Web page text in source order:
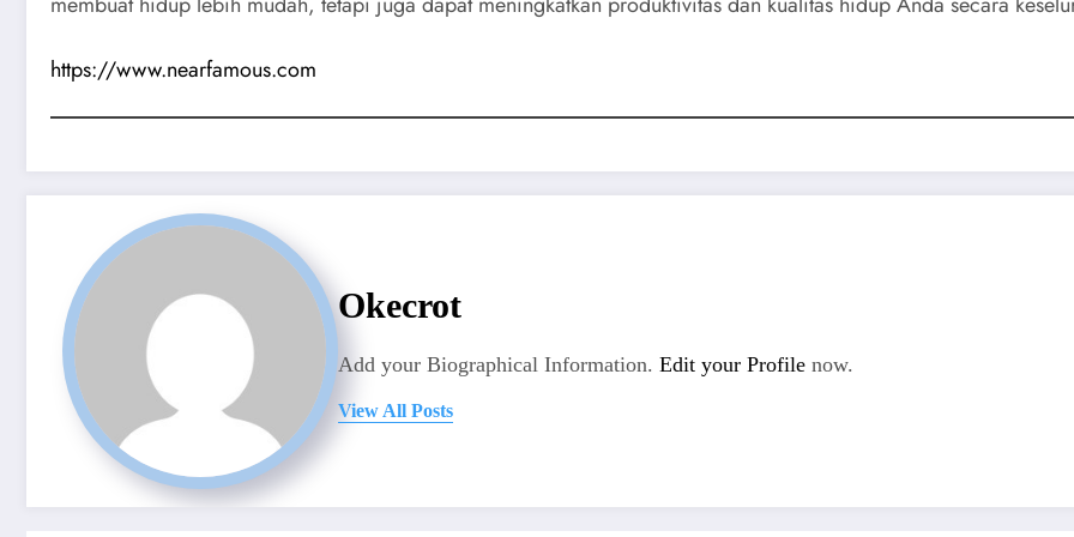
https://www.nearfamous.com
Okecrot
Add your Biographical Information. Edit your Profile now.
View All Posts